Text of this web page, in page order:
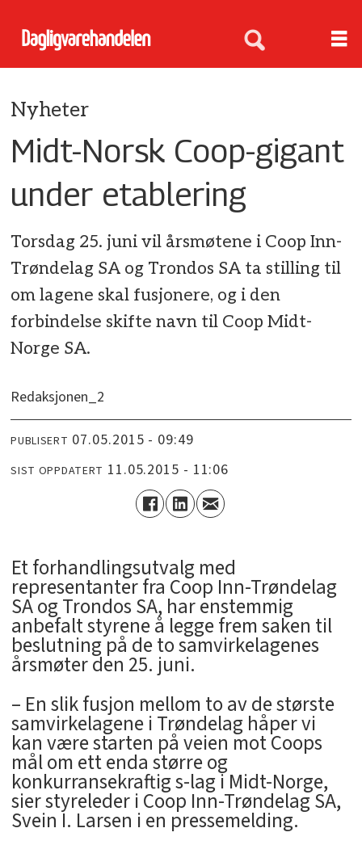
Nyheter
Midt-Norsk Coop-gigant
under etablering
Torsdag 25. juni vil årsmøtene i Coop Inn-
Trøndelag SA og Trondos SA ta stilling til
om lagene skal fusjonere, og i den
forbindelse skifte navn til Coop Midt-
Norge SA.
Redaksjonen_2
PUBLISERT 07.05.2015 - 09:49
SIST OPPDATERT 11.05.2015 - 11:06
Et forhandlingsutvalg med
representanter fra Coop Inn-Trøndelag
SA og Trondos SA, har enstemmig
anbefalt styrene å legge frem saken til
beslutning på de to samvirkelagenes
årsmøter den 25. juni.
– En slik fusjon mellom to av de største
samvirkelagene i Trøndelag håper vi
kan være starten på veien mot Coops
mål om ett enda større og
konkurransekraftig s-lag i Midt-Norge,
sier styreleder i Coop Inn-Trøndelag SA,
Svein I. Larsen i en pressemelding.